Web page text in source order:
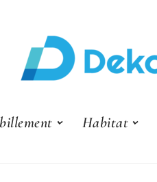
Habitat